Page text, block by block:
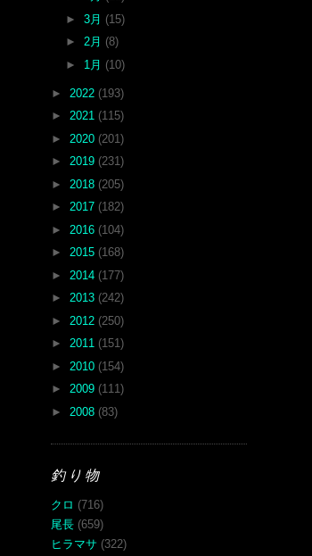
► 3月 (15)
► 2月 (8)
► 1月 (10)
► 2022 (193)
► 2021 (115)
► 2020 (201)
► 2019 (231)
► 2018 (205)
► 2017 (182)
► 2016 (104)
► 2015 (168)
► 2014 (177)
► 2013 (242)
► 2012 (250)
► 2011 (151)
► 2010 (154)
► 2009 (111)
► 2008 (83)
釣り物
クロ (716)
尾長 (659)
ヒラマサ (322)